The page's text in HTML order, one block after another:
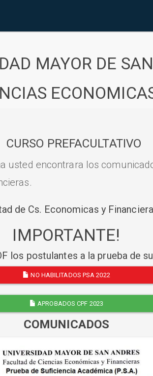
MAYOR DE
CURSO PREFACULTATIVO
usted encontrara los
de Cs. Economicas y
IMPORTANTE!
los postulantes a la prueba de
NO HABILITADOS PSA 2022
APROBADOS CPF 2023
COMUNICADOS